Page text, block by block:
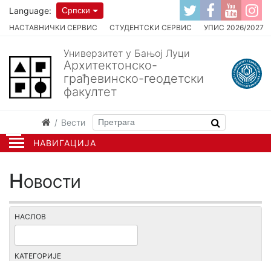
НАВИГАЦИЈА
НАСТАВНИЧКИ СЕРВИС СТУДЕНТСКИ СЕРВИС УПИС 2026/2027
Language: Српски
Универзитет у Бањој Луци
Архитектонско-
грађевинско-геодетски
факултет
Вести
Новости
НАСЛОВ
КАТЕГОРИЈЕ